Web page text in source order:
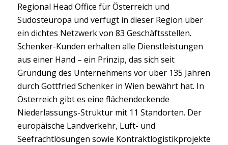
Regional Head Office für Österreich und
Südosteuropa und verfügt in dieser Region über
ein dichtes Netzwerk von 83 Geschäftsstellen.
Schenker-Kunden erhalten alle Dienstleistungen
aus einer Hand – ein Prinzip, das sich seit
Gründung des Unternehmens vor über 135 Jahren
durch Gottfried Schenker in Wien bewährt hat. In
Österreich gibt es eine flächendeckende
Niederlassungs-Struktur mit 11 Standorten. Der
europäische Landverkehr, Luft- und
Seefrachtlösungen sowie Kontraktlogistikprojekte